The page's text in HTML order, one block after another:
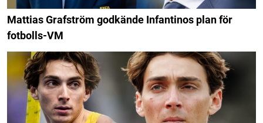
Mattias Grafström godkände Infantinos plan för
fotbolls-VM